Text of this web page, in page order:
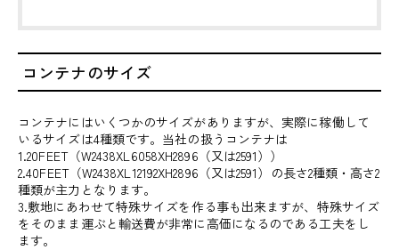
コンテナのサイズ
コンテナにはいくつかのサイズがありますが、実際に稼働して
いるサイズは4種類です。当社の扱うコンテナは
1.20FEET（W2438XL6058XH2896（又は2591））
2.40FEET（W2438XL12192XH2896（又は2591）の長さ2種類・高さ2
種類が主力となります。
3.敷地にあわせて特殊サイズを作る事も出来ますが、特殊サイズ
をそのまま運ぶと輸送費が非常に高価になるのである工夫をし
ます。